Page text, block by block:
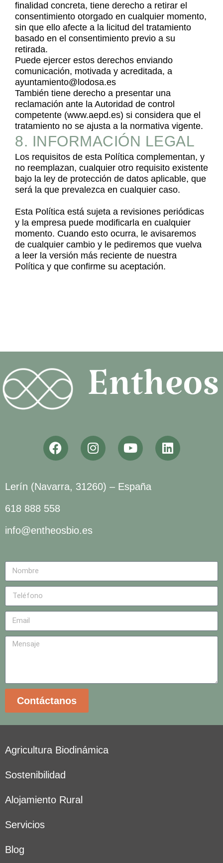
finalidad concreta, tiene derecho a retirar el
consentimiento otorgado en cualquier momento,
sin que ello afecte a la licitud del tratamiento
basado en el consentimiento previo a su
retirada.
Puede ejercer estos derechos enviando
comunicación, motivada y acreditada, a
ayuntamiento@lodosa.es
También tiene derecho a presentar una
reclamación ante la Autoridad de control
competente (www.aepd.es) si considera que el
tratamiento no se ajusta a la normativa vigente.
8. INFORMACIÓN LEGAL
Los requisitos de esta Política complementan, y
no reemplazan, cualquier otro requisito existente
bajo la ley de protección de datos aplicable, que
será la que prevalezca en cualquier caso.
Esta Política está sujeta a revisiones periódicas
y la empresa puede modificarla en cualquier
momento. Cuando esto ocurra, le avisaremos
de cualquier cambio y le pediremos que vuelva
a leer la versión más reciente de nuestra
Política y que confirme su aceptación.
Lerín (Navarra, 31260) – España
618 888 558
info@entheosbio.es
Contáctanos
Agricultura Biodinámica
Sostenibilidad
Alojamiento Rural
Servicios
Blog